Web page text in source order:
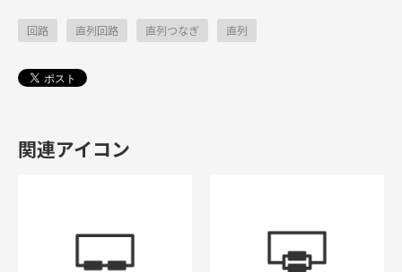
回路 直列回路 直列つなぎ 直列
関連アイコン